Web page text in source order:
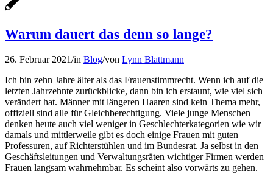
Warum dauert das denn so lange?
26. Februar 2021/in Blog/von Lynn Blattmann
Ich bin zehn Jahre älter als das Frauenstimmrecht. Wenn ich auf die
letzten Jahrzehnte zurückblicke, dann bin ich erstaunt, wie viel sich
verändert hat. Männer mit längeren Haaren sind kein Thema mehr,
offiziell sind alle für Gleichberechtigung. Viele junge Menschen
denken heute auch viel weniger in Geschlechterkategorien wie wir
damals und mittlerweile gibt es doch einige Frauen mit guten
Professuren, auf Richterstühlen und im Bundesrat. Ja selbst in den
Geschäftsleitungen und Verwaltungsräten wichtiger Firmen werden
Frauen langsam wahrnehmbar. Es scheint also vorwärts zu gehen.